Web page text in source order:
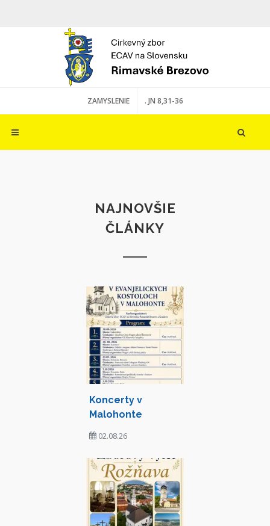
ZAMYSLENIE . JN 8,31-36
NAJNOVŠIE
ČLÁNKY
Koncerty v
Malohonte
02.08.26